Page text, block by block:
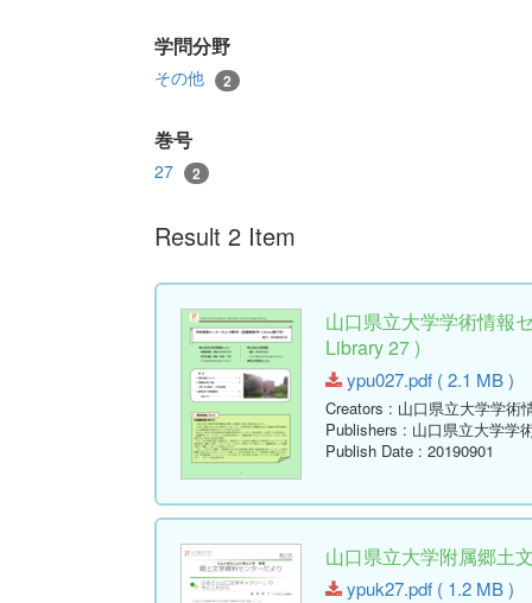
学問分野
その他 2
巻号
27 2
Result 2 Item
山口県立大学学術情報
Library 27 )
ypu027.pdf ( 2.1 MB )
Creators : 山口県立大学学術
Publishers : 山口県立大学学
Publish Date : 20190901
山口県立大学附属郷土
ypuk27.pdf ( 1.2 MB )